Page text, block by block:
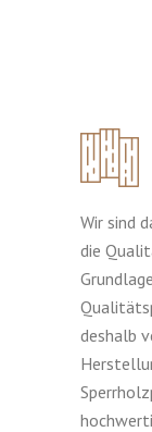
Wir sind
die
deshalb